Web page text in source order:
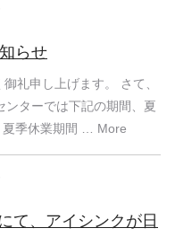
らせ
礼申し上げます。 さて、
ンターでは下記の期間、夏
夏季休業期間 … More
て、アイシンクが日